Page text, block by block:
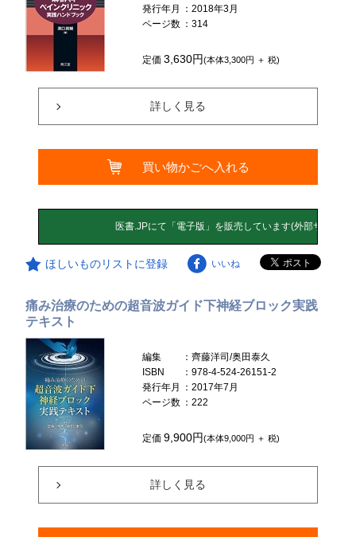
発行年月
：2018年3月
ページ数 ：314
定価3,630円(本体3,300円 ＋ 税)
詳しく見る
買い物かごへ入れる
ほしいものリストに登録 いいね
痛み治療のための超音波ガイド下神経ブロック実践
テキスト
編集
：齊藤洋司/奥田泰久
ISBN
：978-4-524-26151-2
発行年月
：2017年7月
ページ数 ：222
定価9,900円(本体9,000円 ＋ 税)
詳しく見る